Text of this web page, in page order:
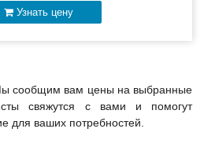
Узнать цену
сообщим вам цены на выбранные
свяжутся с вами и помогут
для ваших потребностей.